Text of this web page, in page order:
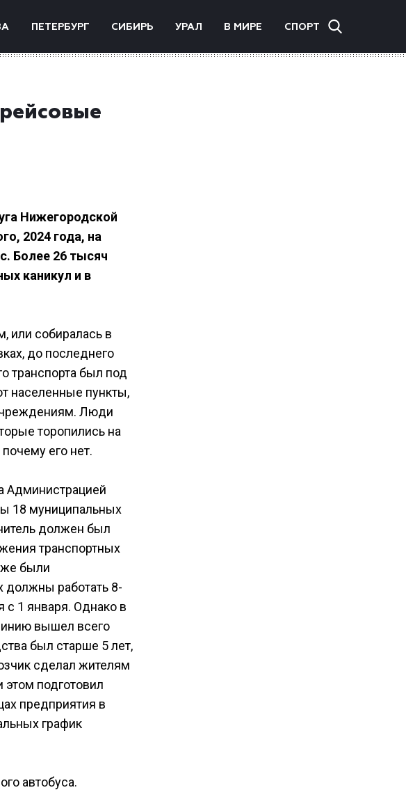
ПЕТЕРБУРГ СИБИРЬ УРАЛ В МИРЕ СПОРТ
Нижегородской
2024 года, на
Более 26 тысяч
каникул и в
или собиралась в
до последнего
транспорта был под
населенные пункты,
Люди
торопились на
его нет.
Администрацией
18 муниципальных
должен был
транспортных
были
должны работать 8-
с 1 января. Однако в
вышел всего
был старше 5 лет,
сделал жителям
этом подготовил
предприятия в
график
автобуса.